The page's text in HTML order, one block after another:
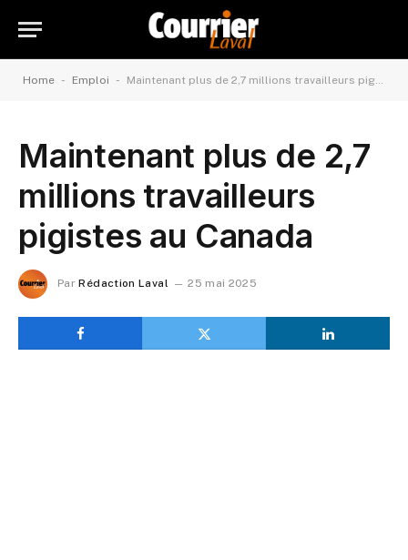
Home - Emploi - Maintenant plus de 2,7 millions travailleurs pigistes au Canada
Maintenant plus de 2,7
millions travailleurs
pigistes au Canada
Par Rédaction Laval 25 mai 2025